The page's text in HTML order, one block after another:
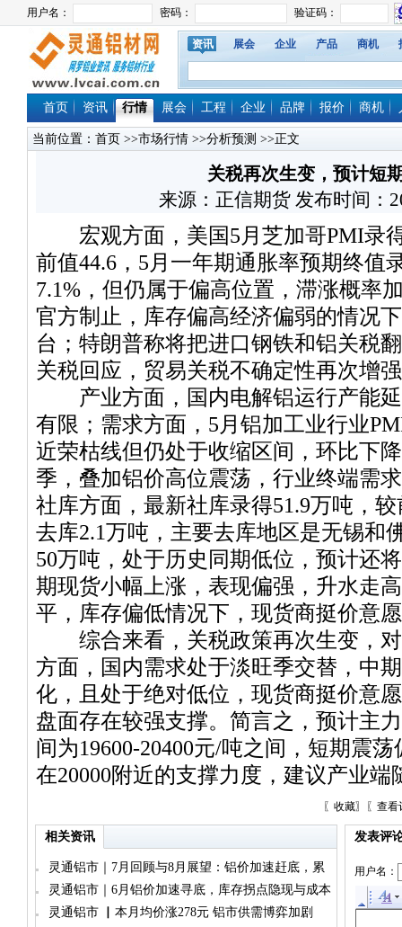
资讯 展会 企业 产品 商机
首页 资讯 行情 展会 工程 企业 品牌 报价 商机
当前位置： 首页 >>市场行情 >>分析预测 >>正文
关税再次生变，预计短
来源：正信期货 发布时间：
宏观方面，美国5月芝加哥PMI录得
前值44.6，5月一年期通胀率预期终值
7.1%，但仍属于偏高位置，滞涨概率
官方制止，库存偏高经济偏弱的情况
台；特朗普称将把进口钢铁和铝关税
关税回应，贸易关税不确定性再次增
产业方面，国内电解铝运行产能延
有限；需求方面，5月铝加工业行业
近荣枯线但仍处于收缩区间，环比下
季，叠加铝价高位震荡，行业终端需
社库方面，最新社库录得51.9万吨，
去库2.1万吨，主要去库地区是无锡和
50万吨，处于历史同期低位，预计还
期现货小幅上涨，表现偏强，升水走
平，库存偏低情况下，现货商挺价意
综合来看，关税政策再次生变，对
方面，国内需求处于淡旺季交替，中
化，且处于绝对低位，现货商挺价意
盘面存在较强支撑。简言之，预计主
间为19600-20400元/吨之间，短期震
在20000附近的支撑力度，建议产业端
〖 收藏〗〖 查看
相关资讯
灵通铝市｜7月回顾与8月展望：铝价加速赶底，累
库与减产博弈加剧
灵通铝市｜6月铝价加速寻底，库存拐点隐现与成本
坍塌双重承压
灵通铝市 ▏本月均价涨278元 铝市供需博弈加剧
发表评
用户名：